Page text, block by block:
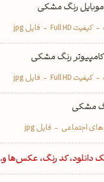
موبایل رنگ مشکی
- کیفیت Full HD - فایل jpg
کامپیوتر رنگ مشکی
- کیفیت Full HD - فایل jpg
مشکی
اجتماعی - فایل jpg
دانلود، کد رنگ، عکس‌ها